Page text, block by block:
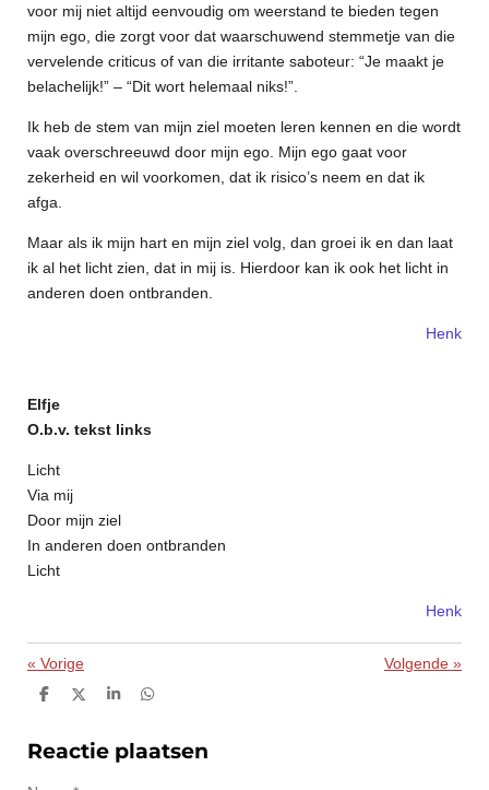
voor mij niet altijd eenvoudig om weerstand te bieden tegen
mijn ego, die zorgt voor dat waarschuwend stemmetje van die
vervelende criticus of van die irritante saboteur: “Je maakt je
belachelijk!” – “Dit wort helemaal niks!”.
Ik heb de stem van mijn ziel moeten leren kennen en die wordt
vaak overschreeuwd door mijn ego. Mijn ego gaat voor
zekerheid en wil voorkomen, dat ik risico’s neem en dat ik
afga.
Maar als ik mijn hart en mijn ziel volg, dan groei ik en dan laat
ik al het licht zien, dat in mij is. Hierdoor kan ik ook het licht in
anderen doen ontbranden.
Henk
Elfje
O.b.v. tekst links
Licht
Via mij
Door mijn ziel
In anderen doen ontbranden
Licht
Henk
« Vorige Volgende »
D
e
n
D
l
S
r
e
D
e
n
Reactie plaatsen